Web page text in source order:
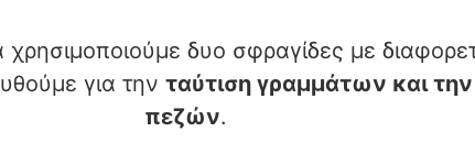
δυο σφραγίδες με
για την ταύτιση γραμμάτων και
πεζών.